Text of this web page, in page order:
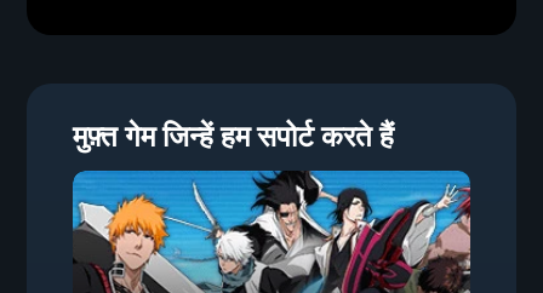
मुफ़्त गेम जिन्हें हम सपोर्ट करते हैं